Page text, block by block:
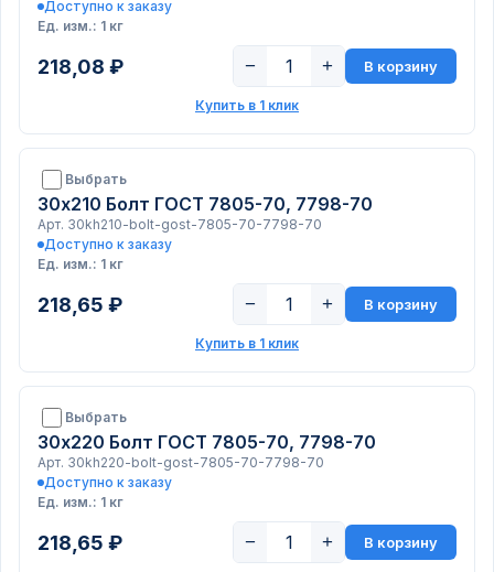
Доступно к заказу
Ед. изм.: 1 кг
218,08 ₽ − + В корзину
Купить в 1 клик
Выбрать
30х210 Болт ГОСТ 7805-70, 7798-70
Арт. 30kh210-bolt-gost-7805-70-7798-70
Доступно к заказу
Ед. изм.: 1 кг
218,65 ₽ − + В корзину
Купить в 1 клик
Выбрать
30х220 Болт ГОСТ 7805-70, 7798-70
Арт. 30kh220-bolt-gost-7805-70-7798-70
Доступно к заказу
Ед. изм.: 1 кг
218,65 ₽ − + В корзину